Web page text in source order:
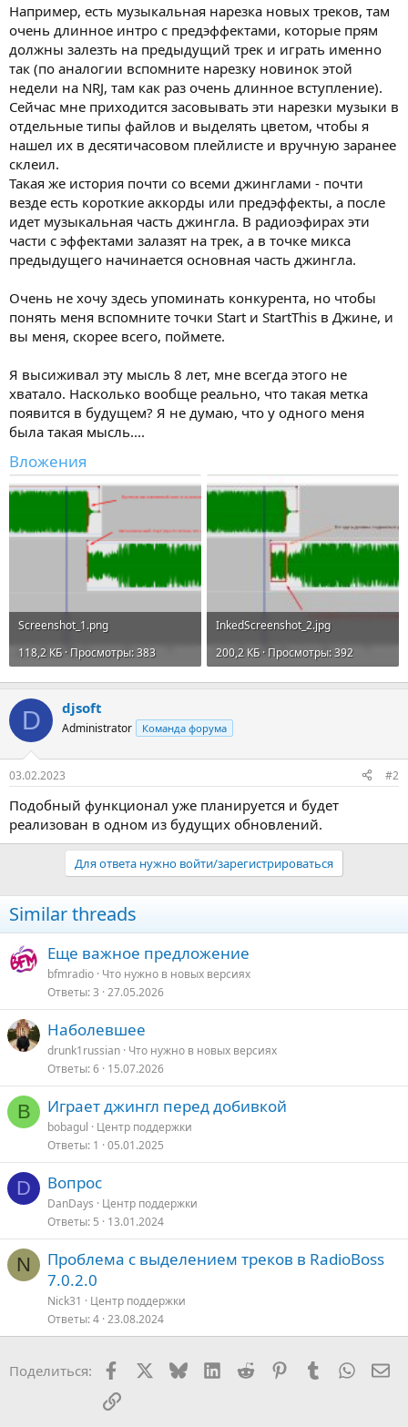
Например, есть музыкальная нарезка новых треков, там
очень длинное интро с предэффектами, которые прям
должны залезть на предыдущий трек и играть именно
так (по аналогии вспомните нарезку новинок этой
недели на NRJ, там как раз очень длинное вступление).
Сейчас мне приходится засовывать эти нарезки музыки в
отдельные типы файлов и выделять цветом, чтобы я
нашел их в десятичасовом плейлисте и вручную заранее
склеил.
Такая же история почти со всеми джинглами - почти
везде есть короткие аккорды или предэффекты, а после
идет музыкальная часть джингла. В радиоэфирах эти
части с эффектами залазят на трек, а в точке микса
предыдущего начинается основная часть джингла.
Очень не хочу здесь упоминать конкурента, но чтобы
понять меня вспомните точки Start и StartThis в Джине, и
вы меня, скорее всего, поймете.
Я высиживал эту мысль 8 лет, мне всегда этого не
хватало. Насколько вообще реально, что такая метка
появится в будущем? Я не думаю, что у одного меня
была такая мысль....
Вложения
Screenshot_1.png
118,2 КБ · Просмотры: 383
InkedScreenshot_2.jpg
200,2 КБ · Просмотры: 392
D djsoft
Administrator Команда форума
03.02.2023 #2
Подобный функционал уже планируется и будет
реализован в одном из будущих обновлений.
Для ответа нужно войти/зарегистрироваться
Similar threads
Еще важное предложение
bfmradio Что нужно в новых версияx
Ответы 3 27.05.2026
Наболевшее
drunk1russian Что нужно в новых версияx
Ответы 6 15.07.2026
B Играет джингл перед добивкой
bobagul
Центр поддержки
Ответы 1 05.01.2025
D Вопрос
DanDays
Центр поддержки
Ответы 5 13.01.2024
N
Проблема с выделением треков в RadioBoss
7.0.2.0
Nick31
Центр поддержки
Ответы 4 23.08.2024
Поделиться: Facebook BlueskyLinkedIn
Reddit PinterestTumblr
Ссылка